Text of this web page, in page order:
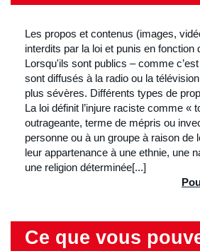
Les propos et contenus (images,
interdits par la loi et punis en fonction
Lorsqu'ils sont publics – comme
sont diffusés à la radio ou la
plus sévères. Différents types de
La loi définit l’injure raciste comme «
outrageante, terme de mépris ou
personne ou à un groupe à raison de
leur appartenance à une ethnie, une
une religion déterminée[...]
Ce que vous